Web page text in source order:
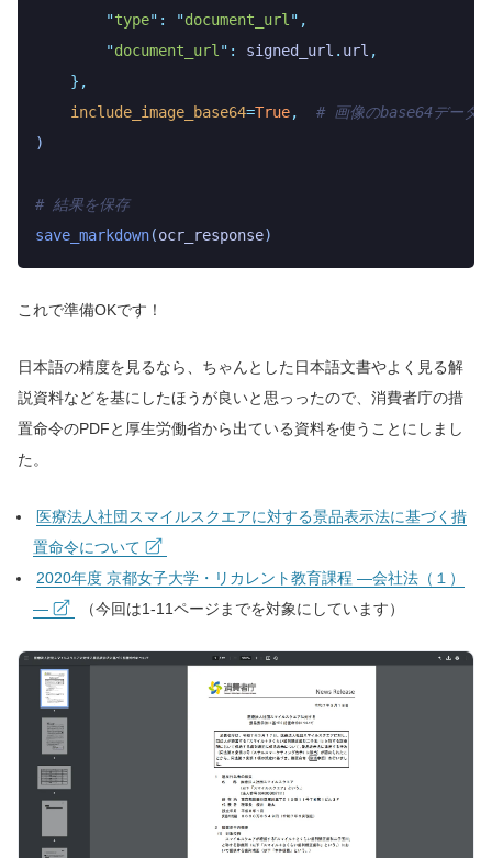
        "
type" : "document_url " ,
        "
document_url " : signed_url . url ,
    },
    include_image_base64
=True,
# 画像のbase64データ
)
# 結果を保存
save_markdown(ocr_response)
これで準備OKです！
日本語の精度を見るなら、ちゃんとした日本語文書やよく見る解
説資料などを基にしたほうが良いと思っったので、消費者庁の措
置命令のPDFと厚生労働省から出ている資料を使うことにしまし
た。
医療法人社団スマイルスクエアに対する景品表示法に基づく措
置命令について
2020年度 京都女子大学・リカレント教育課程 ―会社法（１）
―
（今回は1-11ページまでを対象にしています）